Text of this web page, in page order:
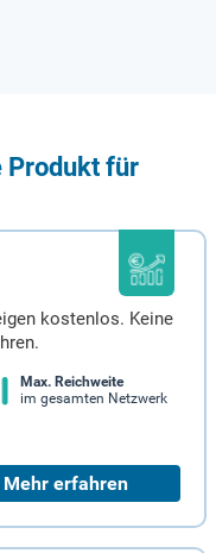
Produkt für
kostenlos. Keine
Max. Reichweite
im gesamten Netzwerk
Mehr erfahren